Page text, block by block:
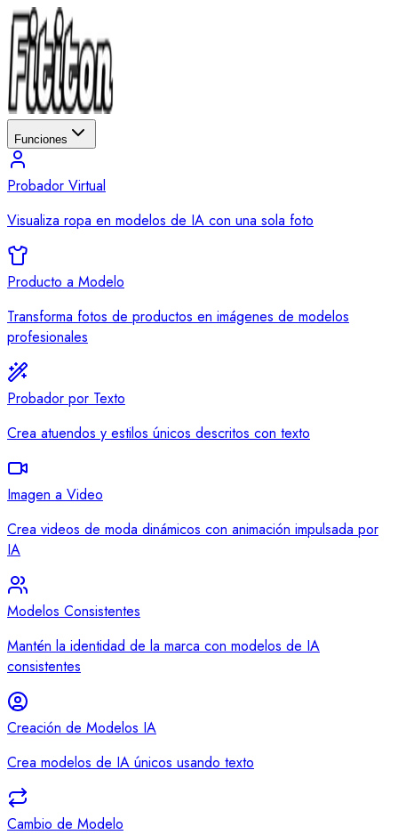
Funciones
Probador Virtual
Visualiza ropa en modelos de IA con una sola foto
Producto a Modelo
Transforma fotos de productos en imágenes de modelos
profesionales
Probador por Texto
Crea atuendos y estilos únicos descritos con texto
Imagen a Video
Crea videos de moda dinámicos con animación impulsada por
IA
Modelos Consistentes
Mantén la identidad de la marca con modelos de IA
consistentes
Creación de Modelos IA
Crea modelos de IA únicos usando texto
Cambio de Modelo